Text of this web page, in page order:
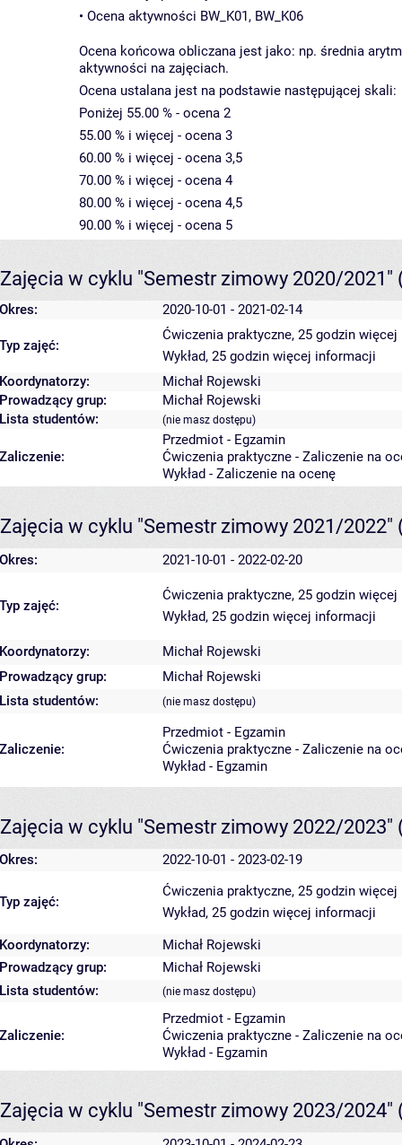
• Ocena aktywności BW_K01, BW_K06
Ocena końcowa obliczana jest jako: np. średnia
aktywności na zajęciach.
Ocena ustalana jest na podstawie następującej skali:
Poniżej 55.00 % - ocena 2
55.00 % i więcej - ocena 3
60.00 % i więcej - ocena 3,5
70.00 % i więcej - ocena 4
80.00 % i więcej - ocena 4,5
90.00 % i więcej - ocena 5
Zajęcia w cyklu "Semestr zimowy 2020/2021"
Okres: 2020-10-01 - 2021-02-14
Typ zajęć:
Ćwiczenia praktyczne, 25 godzin więcej
Wykład, 25 godzin więcej informacji
Koordynatorzy:
Michał Rojewski
Prowadzący grup:
Michał Rojewski
Lista studentów:
(nie masz dostępu)
Zaliczenie:
Przedmiot - Egzamin
Ćwiczenia praktyczne - Zaliczenie na
Wykład - Zaliczenie na ocenę
Zajęcia w cyklu "Semestr zimowy 2021/2022"
Okres: 2021-10-01 - 2022-02-20
Typ zajęć:
Ćwiczenia praktyczne, 25 godzin więcej
Wykład, 25 godzin więcej informacji
Koordynatorzy:
Michał Rojewski
Prowadzący grup:
Michał Rojewski
Lista studentów:
(nie masz dostępu)
Zaliczenie:
Przedmiot - Egzamin
Ćwiczenia praktyczne - Zaliczenie na
Wykład - Egzamin
Zajęcia w cyklu "Semestr zimowy 2022/2023"
Okres: 2022-10-01 - 2023-02-19
Typ zajęć:
Ćwiczenia praktyczne, 25 godzin więcej
Wykład, 25 godzin więcej informacji
Koordynatorzy:
Michał Rojewski
Prowadzący grup:
Michał Rojewski
Lista studentów:
(nie masz dostępu)
Zaliczenie:
Przedmiot - Egzamin
Ćwiczenia praktyczne - Zaliczenie na
Wykład - Egzamin
Zajęcia w cyklu "Semestr zimowy 2023/2024"